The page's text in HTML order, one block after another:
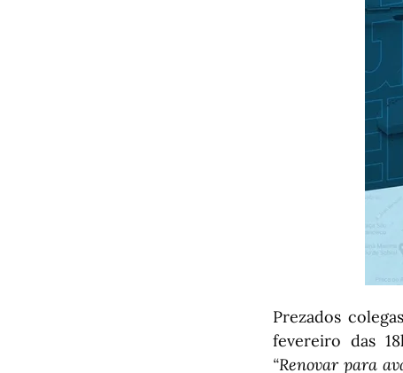
Prezados
fevereiro das
“Renovar para